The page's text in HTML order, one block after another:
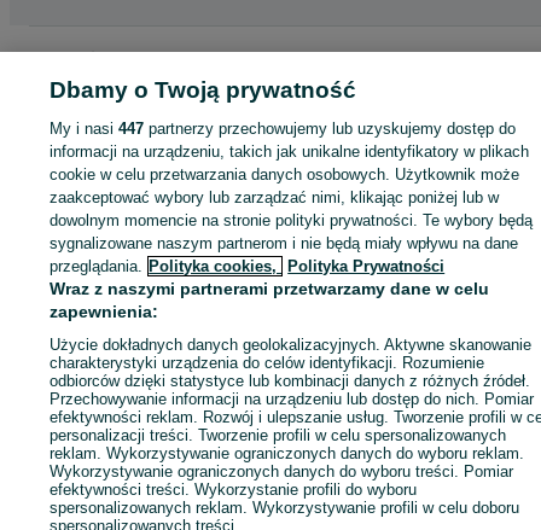
elektryczne - Wielkopolskie
Rowery elektryczne - Poznań
- Naramowice
KATEGORIA
ID:1018985225 Wyświetlenia:
Wyślij wiadomość
Dbamy o Twoją prywatność
My i nasi447 partnerzy przechowujemy lub uzyskujemy dostęp do
informacji na urządzeniu, takich jak unikalne identyfikatory w plikach
cookie w celu przetwarzania danych osobowych. Użytkownik może
zaakceptować wybory lub zarządzać nimi, klikając poniżej lub w
dowolnym momencie na stronie polityki prywatności. Te wybory będą
sygnalizowane naszym partnerom i nie będą miały wpływu na dane
przeglądania. Polityka cookies, Polityka Prywatności
Wraz z naszymi partnerami przetwarzamy dane w celu
zapewnienia:
Użycie dokładnych danych geolokalizacyjnych. Aktywne skanowanie
charakterystyki urządzenia do celów identyfikacji. Rozumienie
odbiorców dzięki statystyce lub kombinacji danych z różnych źródeł.
Przechowywanie informacji na urządzeniu lub dostęp do nich. Pomiar
efektywności reklam. Rozwój i ulepszanie usług. Tworzenie profili w
personalizacji treści. Tworzenie profili w celu spersonalizowanych
reklam. Wykorzystywanie ograniczonych danych do wyboru reklam.
Wykorzystywanie ograniczonych danych do wyboru treści. Pomiar
efektywności treści. Wykorzystanie profili do wyboru
spersonalizowanych reklam. Wykorzystywanie profili w celu doboru
spersonalizowanych treści.